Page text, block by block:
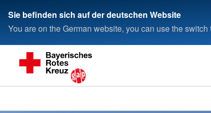
Sie befinden sich auf der deutschen Website
You are on the German website, you can use the